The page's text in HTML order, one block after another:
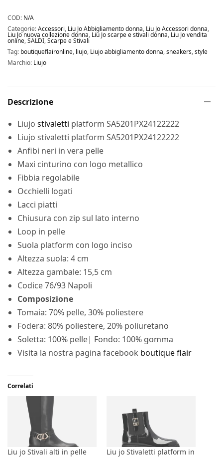
COD: N/A
Categorie:Accessori, Liu Jo Abbigliamento donna, Liu Jo Accessori donna,
Liu Jo nuova collezione donna, Liu Jo scarpe e stivali donna, Liu Jo vendita
online,SALDI,Scarpe e Stivali
Tag: boutiqueflaironline, liujo, Liujo abbigliamento donna,sneakers,style
Marchio: Liujo
Descrizione
Liujo stivaletti platform SA5201PX24122222
Liujo stivaletti platform SA5201PX24122222
Anfibi neri in vera pelle
Maxi cinturino con logo metallico
Fibbia regolabile
Occhielli logati
Lacci piatti
Chiusura con zip sul lato interno
Loop in pelle
Suola platform con logo inciso
Altezza suola: 4 cm
Altezza gambale: 15,5 cm
Codice 76/93 Napoli
Composizione
Tomaia: 70% pelle, 30% poliestere
Fodera: 80% poliestere, 20% poliuretano
Soletta: 100% pelle| Fondo: 100% gomma
Visita la nostra pagina facebook boutique flair
Correlati
Liu jo Stivali alti in pelle
Liu jo Stivaletti platform in